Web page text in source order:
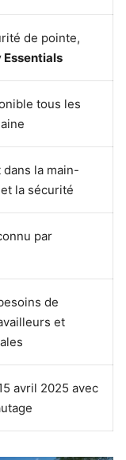
de pointe,
Essentials
tous les
la main-
la sécurité
par
de
et
avril 2025 avec